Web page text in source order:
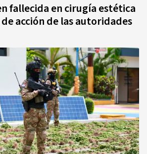
fallecida en cirugía estética
acción de las autoridades